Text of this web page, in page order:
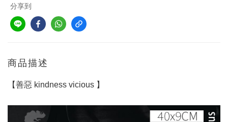
分享到
商品描述
【善惡 kindness vicious 】